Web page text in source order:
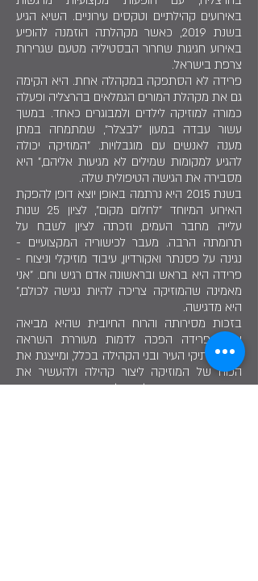
באירועים קהילתיים וטקסים עירוניים. השיא הגיע
בשנת 2019, כאשר מקהלתה הוזמנה להופיע
באירוע חגיגות שחרור הבסטיליה מטעם שגרירות
צרפת בישראל.
פרידה לא הסתפקה במקהלה אחת. היא הקימה
גם את מקהלת המורים הגמלאים בהרצליה ופעלה
כמורה למוזיקה לילדים ולמבוגרים כאחד. במשך
עשור עבדה במעון "לבצלר", שמתמחה במתן
מענה לאנשים עם מוגבלויות. "המוזיקה יכולה
להגיע למקומות שמילים לא מגיעות אליהם," היא
מסבירה את הגישה הטיפולית שלה.
בשנת 2015 היא נרתמה באופן יוצא דופן להפקת
האירוע המיוחד "לחלום מקום", לציון 25 שנות
עלייה מחבר העמים, וזכתה לציון לשבח על
תרומתה הרבה. מעבר לכישוריה המקצועיים -
נגינה על פסנתר ואקורדיון, עיבוד מוזיקלי וניצוח -
פרידה היא בראש ובראשונה אדם רגיש וחם. "אני
מאמינה שהמוזיקה צריכה להיות נגישה לכולם,"
היא מדגישה.
בזכות מסירותה והרוח החיובית שהיא מביאה
עמה, פרידה הפכה לדמות מעוררת השראה
בקרב ותיקי העיר ובני הקהילה בכלל, ומייצגת את
הכוח של המוזיקה ליצור קהילה ולהעשיר את
החיים התרבותיים של הרצליה.